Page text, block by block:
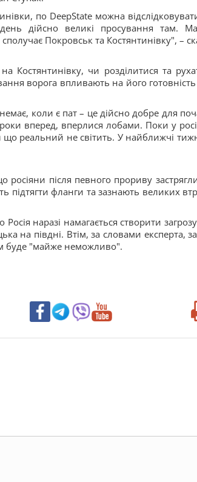
по DeepState можна
дійсно великі просування там.
Покровськ та Костянтинівку", –
Костянтинівку, чи розділитися та
ворога впливають на його
коли є пат – це дійсно добре для
вперед, вперлися лобами. Поки у
реальний не світить. У найближчі
після певного прориву
фланги та зазнають великих
наразі намагається створити
на півдні. Втім, за словами експерта,
буде "майже неможливо".